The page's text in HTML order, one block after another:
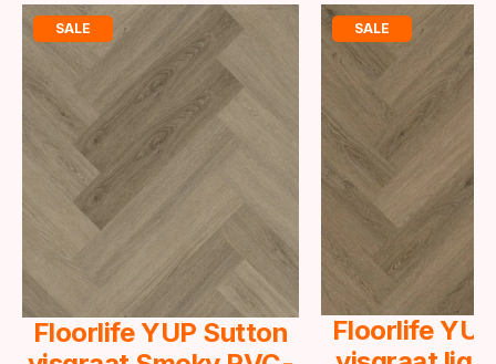
SALE
Floorlife YUP Sutton
SALE
Floorlife